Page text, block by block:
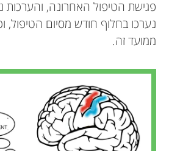
פגישת הטיפול האחרונה, והערכות
נערכו בחלוף חודש מסיום הטיפול,
ממועד זה.